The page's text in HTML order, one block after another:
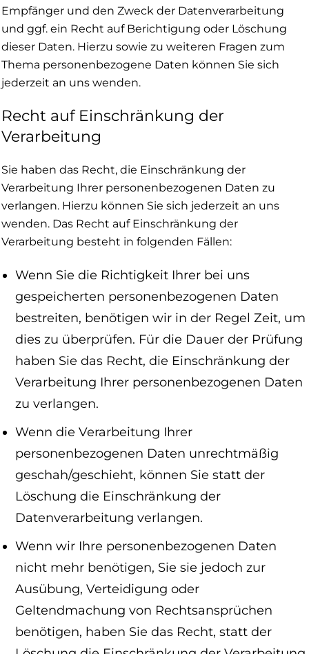
Empfänger und den Zweck der Datenverarbeitung
und ggf. ein Recht auf Berichtigung oder Löschung
dieser Daten. Hierzu sowie zu weiteren Fragen zum
Thema personenbezogene Daten können Sie sich
jederzeit an uns wenden.
Recht auf Einschränkung der
Verarbeitung
Sie haben das Recht, die Einschränkung der
Verarbeitung Ihrer personenbezogenen Daten zu
verlangen. Hierzu können Sie sich jederzeit an uns
wenden. Das Recht auf Einschränkung der
Verarbeitung besteht in folgenden Fällen:
Wenn Sie die Richtigkeit Ihrer bei uns
gespeicherten personenbezogenen Daten
bestreiten, benötigen wir in der Regel Zeit, um
dies zu überprüfen. Für die Dauer der Prüfung
haben Sie das Recht, die Einschränkung der
Verarbeitung Ihrer personenbezogenen Daten
zu verlangen.
Wenn die Verarbeitung Ihrer
personenbezogenen Daten unrechtmäßig
geschah/geschieht, können Sie statt der
Löschung die Einschränkung der
Datenverarbeitung verlangen.
Wenn wir Ihre personenbezogenen Daten
nicht mehr benötigen, Sie sie jedoch zur
Ausübung, Verteidigung oder
Geltendmachung von Rechtsansprüchen
benötigen, haben Sie das Recht, statt der